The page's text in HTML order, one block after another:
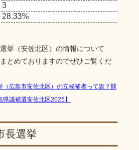
3
28.33%
挙（安佐北区）の情報について
とめておりますのでぜひご覧くだ
（広島市安佐北区）の立候補者って誰？開
議補選安佐北区2025】
長選挙